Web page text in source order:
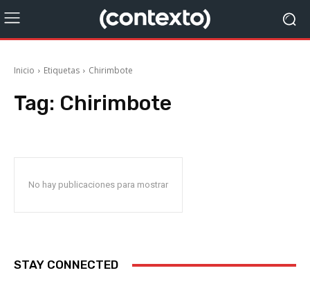
Inicio Etiquetas Chirimbote
Tag: Chirimbote
No hay publicaciones para mostrar
STAY CONNECTED